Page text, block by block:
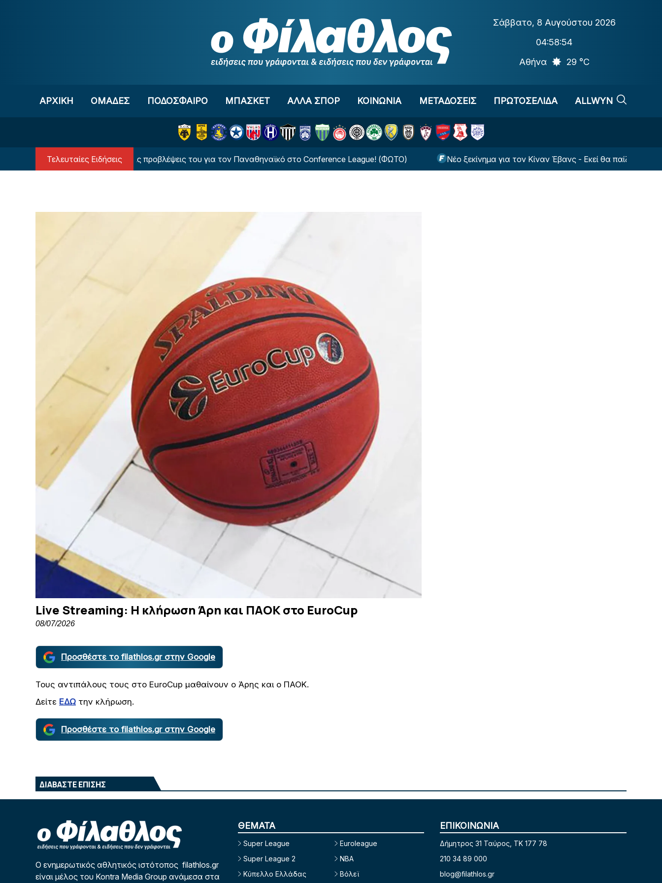
Σάββατο, 8 Αυγούστου 2026
04:58:54
Αθήνα
29 °C
ΑΡΧΙΚΗ OΜΑΔΕΣ ΠΟΔΟΣΦΑΙΡΟ ΜΠΑΣΚΕΤ ΑΛΛΑ ΣΠΟΡ ΚΟΙΝΩΝΙΑ ΜΕΤΑΔΟΣΕΙΣ ΠΡΩΤΟΣΕΛΙΔΑ ALLWYN
Τελευταίες Ειδήσεις
υπερυπολογιστής έδωσε τις προβλέψεις του για τον Παναθηναϊκό στο Conference League! (ΦΩΤΟ) Νέο ξεκίνημα για τον Κίναν Έβανς - Εκεί θα παίζει τη νέα σεζόν!
Live Streaming: Η κλήρωση Άρη και ΠΑΟΚ στο EuroCup
08/07/2026
Προσθέστε το filathlos.gr στην Google
Τους αντιπάλους τους στο EuroCup μαθαίνουν ο Άρης και ο ΠΑΟΚ.
Δείτε ΕΔΩ την κλήρωση.
Προσθέστε το filathlos.gr στην Google
ΔΙΑΒΑΣΤΕ ΕΠΙΣΗΣ
Ο ενημερωτικός αθλητικός ιστότοπος filathlos.gr
είναι μέλος του Kontra Media Group ανάμεσα στα
ΘΕΜΑΤΑ
Super League
Super League 2
Κύπελλο Ελλάδας
Euroleague
NBA
Βόλεϊ
ΕΠΙΚΟΙΝΩΝΙΑ
Δήμητρος 31 Ταύρος, TK 177 78
210 34 89 000
blog@filathlos.gr